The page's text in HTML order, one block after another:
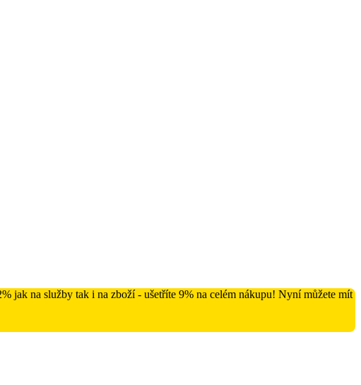
jak na služby tak i na zboží - ušetříte 9% na celém nákupu! Nyní můžete mít